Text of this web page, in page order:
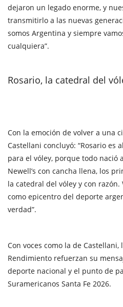
dejaron un legado enorme, y
transmitirlo a las nuevas
somos Argentina y siempre
cualquiera”.
Rosario, la catedral del
Con la emoción de volver a una
Castellani concluyó: “Rosario es
para el vóley, porque todo nació
Newell’s con cancha llena, los
la catedral del vóley y con razón.
como epicentro del deporte
verdad”.
Con voces como la de
Rendimiento refuerzan su
deporte nacional y el punto de
Suramericanos Santa Fe 2026.